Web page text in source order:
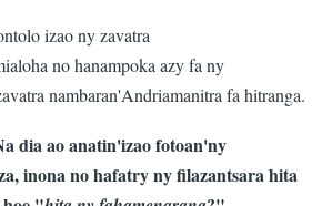
izao ny zavatra
no hanampoka azy fa ny
nambaran'Andriamanitra fa hitranga.
dia ao anatin'izao fotoan'ny
inona no hafatry ny filazantsara hita